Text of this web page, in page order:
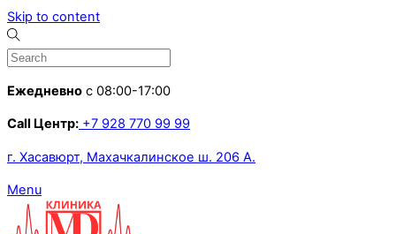
Skip to content
Ежедневно с 08:00-17:00
Call Центр: +7 928 770 99 99
г. Хасавюрт, Махачкалинское ш. 206 А.
Menu